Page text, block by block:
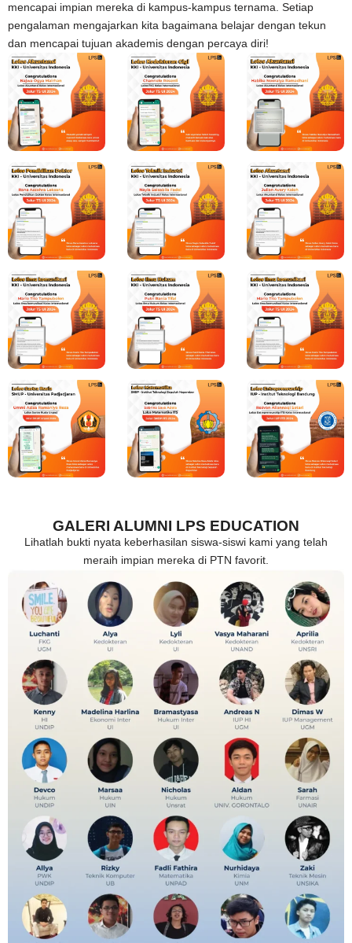
mencapai impian mereka di kampus-kampus ternama. Setiap
pengalaman mengajarkan kita bagaimana belajar dengan tekun
dan mencapai tujuan akademis dengan percaya diri!
GALERI ALUMNI LPS EDUCATION
Lihatlah bukti nyata keberhasilan siswa-siswi kami yang telah
meraih impian mereka di PTN favorit.